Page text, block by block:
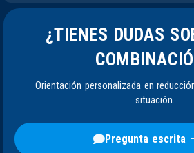
¿TIENES DUDAS
Orientación personalizada en
situación.
Pregunta escrita